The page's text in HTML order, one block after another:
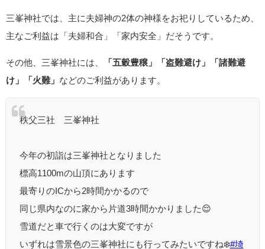
三峯神社では、主に夫婦神の2体の神様をお祀りしているため、
主なご利益は「夫婦和合」「家内安全」だそうです。
その他、三峯神社には、
「五穀豊穣」「盗難避け」「諸難避
け」「火難」 などのご利益があります。
秩父三社 三峯神社
今年の初詣は三峯神社となりました
標高1100mの山頂にあります
最寄りのICから2時間かかるので
同じ県内なのに家から片道3時間かかりました😌
雪道だと車で行くのは大変ですが
いずれは雪景色の三峯神社にも行ってみたいですね❄️#埼